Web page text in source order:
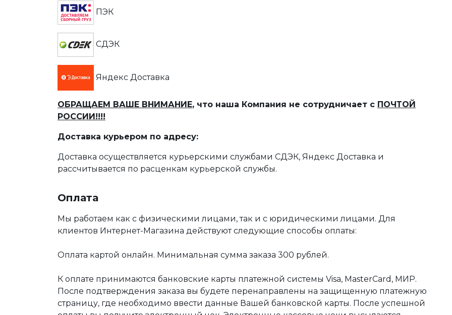
ПЭК
СДЭК
Яндекс Доставка
ОБРАЩАЕМ ВАШЕ ВНИМАНИЕ, что наша Компания не сотрудничает с ПОЧТОЙ
РОССИИ!!!!
Доставка курьером по адресу:
Доставка осуществляется курьерскими службами СДЭК, Яндекс Доставка и
рассчитывается по расценкам курьерской службы.
Оплата
Мы работаем как с физическими лицами, так и с юридическими лицами. Для
клиентов Интернет-Магазина действуют следующие способы оплаты:
Оплата картой онлайн. Минимальная сумма заказа 300 рублей.
К оплате принимаются банковские карты платежной системы Visa, MasterCard, МИР.
После подтверждения заказа вы будете перенаправлены на защищенную платежную
страницу, где необходимо ввести данные Вашей банковской карты. После успешной